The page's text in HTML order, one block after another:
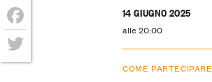
14 GIUGNO 2025
alle 20:00
COME PARTECIPARE
Facebook
Twitter